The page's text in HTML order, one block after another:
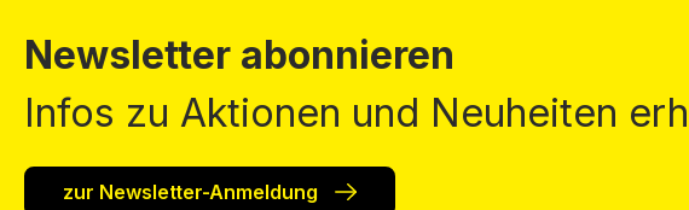
Newsletter abonnieren
Infos zu Aktionen und Neuheiten
zur Newsletter-Anmeldung